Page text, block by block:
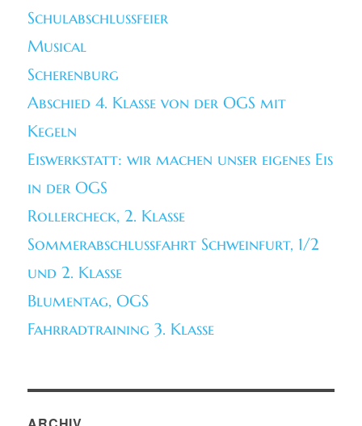
Schulabschlussfeier
Musical
Scherenburg
Abschied 4. Klasse von der OGS mit
Kegeln
Eiswerkstatt: wir machen unser eigenes Eis
in der OGS
Rollercheck, 2. Klasse
Sommerabschlussfahrt Schweinfurt, 1/2
und 2. Klasse
Blumentag, OGS
Fahrradtraining 3. Klasse